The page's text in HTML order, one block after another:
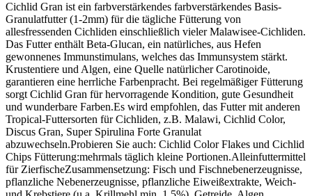
Cichlid Gran ist ein farbverstärkendes farbverstärkendes Basis-
Granulatfutter (1-2mm) für die tägliche Fütterung von
allesfressenden Cichliden einschließlich vieler Malawisee-Cichliden.
Das Futter enthält Beta-Glucan, ein natürliches, aus Hefen
gewonnenes Immunstimulans, welches das Immunsystem stärkt.
Krustentiere und Algen, eine Quelle natürlicher Carotinoide,
garantieren eine herrliche Farbenpracht. Bei regelmäßiger Fütterung
sorgt Cichlid Gran für hervorragende Kondition, gute Gesundheit
und wunderbare Farben.Es wird empfohlen, das Futter mit anderen
Tropical-Futtersorten für Cichliden, z.B. Malawi, Cichlid Color,
Discus Gran, Super Spirulina Forte Granulat
abzuwechseln.Probieren Sie auch: Cichlid Color Flakes und Cichlid
Chips Fütterung:mehrmals täglich kleine Portionen.Alleinfuttermittel
für ZierfischeZusammensetzung: Fisch und Fischnebenerzeugnisse,
pflanzliche Nebenerzeugnisse, pflanzliche Eiweißextrakte, Weich-